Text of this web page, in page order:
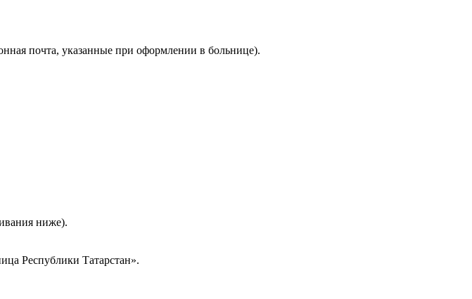
почта, указанные при оформлении в больнице).
ниже).
Республики Татарстан».